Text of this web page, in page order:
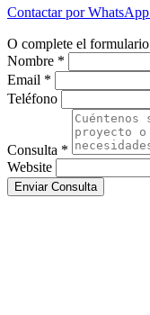
Contactar por WhatsApp
O complete el formulario
Nombre *
Email *
Teléfono
Consulta *
Website
Enviar Consulta